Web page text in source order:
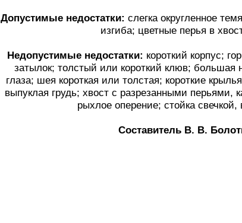
Допустимые недостатки: слегка округленное
изгиба; цветные перья в
Недопустимые недостатки: короткий корпус;
затылок; толстый или короткий клюв; большая
глаза; шея короткая или толстая; короткие
выпуклая грудь; хвост с разрезанными перьями,
рыхлое оперение; стойка свечкой,
Составитель В. В.